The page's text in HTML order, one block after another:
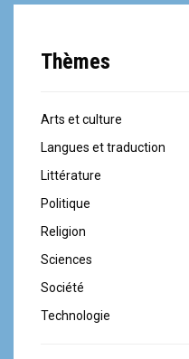
Thèmes
Arts et culture
Langues et traduction
Littérature
Politique
Religion
Sciences
Société
Technologie